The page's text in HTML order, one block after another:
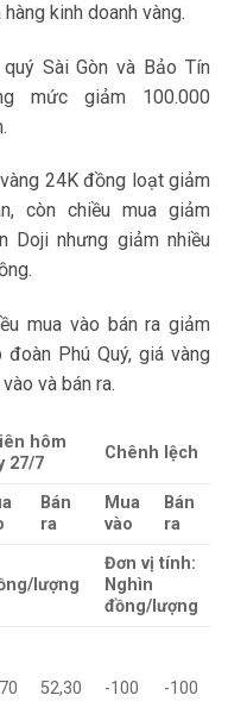
kinh doanh vàng.
Sài Gòn và Bảo Tín
mức giảm 100.000
24K đồng loạt giảm
còn chiều mua giảm
Doji nhưng giảm nhiều
mua vào bán ra giảm
Phú Quý, giá vàng
và bán ra.
hôm
27/7
Chênh lệch
Bán
ra
Mua
vào
Bán
ra
lượng
Đơn vị tính:
Nghìn
đồng/lượng
52,30 -100 -100